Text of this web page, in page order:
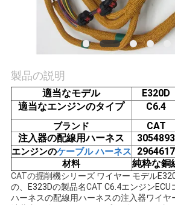
な
さ
い
BLOG
製品の説明
適当なモデル
E320D
適当なエンジンのタイプ
C6.4
ブランド
CAT
注入器の配線用ハーネス
3054893
エンジンのケーブル ハーネス 2964617
材料 純粋な銅
CATの掘削機シリーズ ワイヤー モデル
の、E323Dの製品名CAT C6.4エンジンECU
ハーネスの配線用ハーネスの注入器ワイヤ